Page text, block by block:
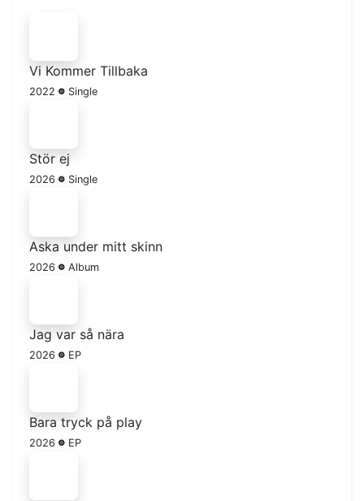
Vi Kommer Tillbaka
2022 Single
Stör ej
2026 Single
Aska under mitt skinn
2026 Album
Jag var så nära
2026 EP
Bara tryck på play
2026 EP